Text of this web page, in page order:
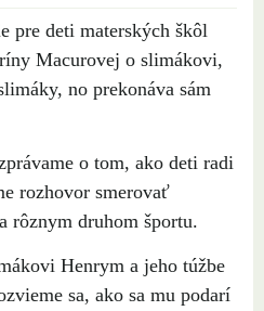
pre deti materských škôl
Macurovej o slimákovi,
no prekonáva sám
o tom, ako deti radi
rozhovor smerovať
rôznym druhom športu.
Henrym a jeho túžbe
sa, ako sa mu podarí